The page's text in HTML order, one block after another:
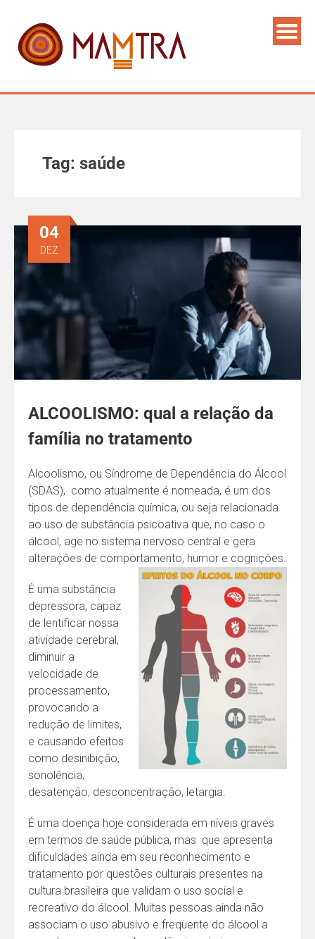
Tag: saúde
ALCOOLISMO: qual a relação da
família no tratamento
04
DEZ
Alcoolismo, ou Síndrome de Dependência do Álcool
(SDAS), como atualmente é nomeada, é um dos
tipos de dependência química, ou seja relacionada
ao uso de substância psicoativa que, no caso o
álcool, age no sistema nervoso central e gera
alterações de comportamento, humor e cognições.
É uma substância
depressora, capaz
de lentificar nossa
atividade cerebral,
diminuir a
velocidade de
processamento,
provocando a
redução de limites,
e causando efeitos
como desinibição,
sonolência,
desatenção, desconcentração, letargia.
É uma doença hoje considerada em níveis graves
em termos de saúde pública, mas que apresenta
dificuldades ainda em seu reconhecimento e
tratamento por questões culturais presentes na
cultura brasileira que validam o uso social e
recreativo do álcool. Muitas pessoas ainda não
associam o uso abusivo e frequente do álcool a